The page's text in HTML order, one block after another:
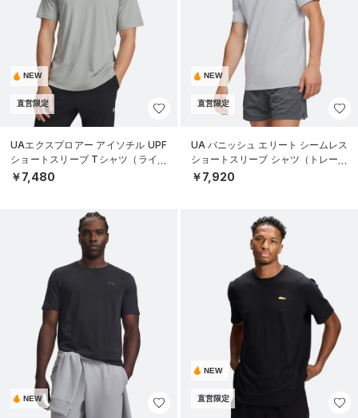
NEW
直営限定
UAエクスプロアー アイソチル UPF
ショートスリーブ Tシャツ（ライフ
スタイル/MEN）
￥7,480
NEW
直営限定
UA バニッシュ エリート シームレス
ショートスリーブ シャツ（トレーニ
ング/MEN）
￥7,920
NEW
NEW
直営限定